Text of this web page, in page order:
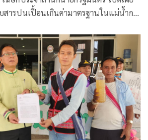
สารปนเปื้อนเกินค่ามาตรฐานในแม่น้ำกก
างความมั่นใจให้กับประชาชน